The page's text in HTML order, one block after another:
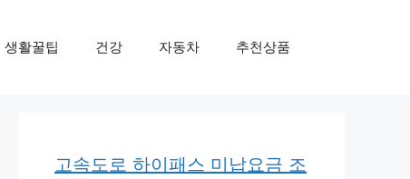
생활꿀팁 건강 자동차 추천상품
고속도로 하이패스 미납요금 조